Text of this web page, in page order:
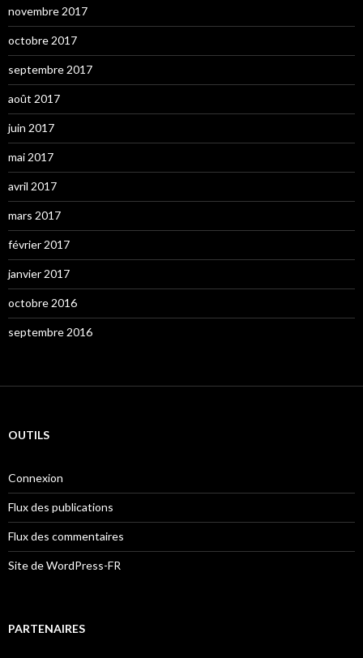
novembre 2017
octobre 2017
septembre 2017
août 2017
juin 2017
mai 2017
avril 2017
mars 2017
février 2017
janvier 2017
octobre 2016
septembre 2016
OUTILS
Connexion
Flux des publications
Flux des commentaires
Site de WordPress-FR
PARTENAIRES